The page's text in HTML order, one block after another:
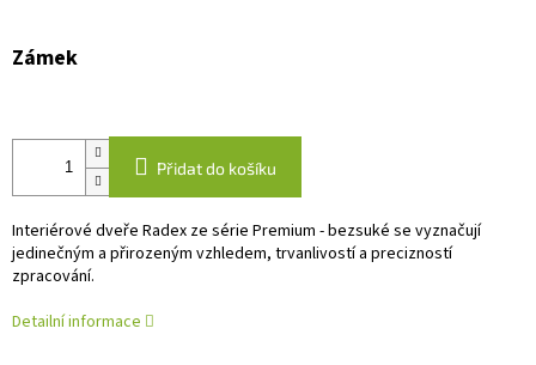
Zámek
Přidat do košíku
Interiérové dveře Radex ze série Premium - bezsuké se vyznačují
jedinečným a přirozeným vzhledem, trvanlivostí a precizností
zpracování.
Detailní informace